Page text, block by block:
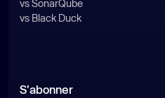
vs SonarQube
vs Black Duck
S'abonner